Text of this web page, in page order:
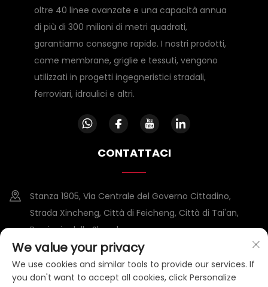
oltre 40 linee avanzate e una capacità annua
di più di 300 milioni di metri quadrati,
garantiamo consegne rapide. I nostri prodotti,
come membrane, griglie e tessuti, vengono
utilizzati in progetti ingegneristici stradali,
ferroviari, idraulici e altri.
CONTATTACI
Stanza 1905, Via Centrale del Governo Cittadino,
Strada Xincheng, Città di Feicheng, Città di Tai'an,
Provincia dello Shandong
+86-15953807388
[email protected]
We value your privacy
We use cookies and similar tools to provide our services. If
you don't want to accept all cookies, click Personalize